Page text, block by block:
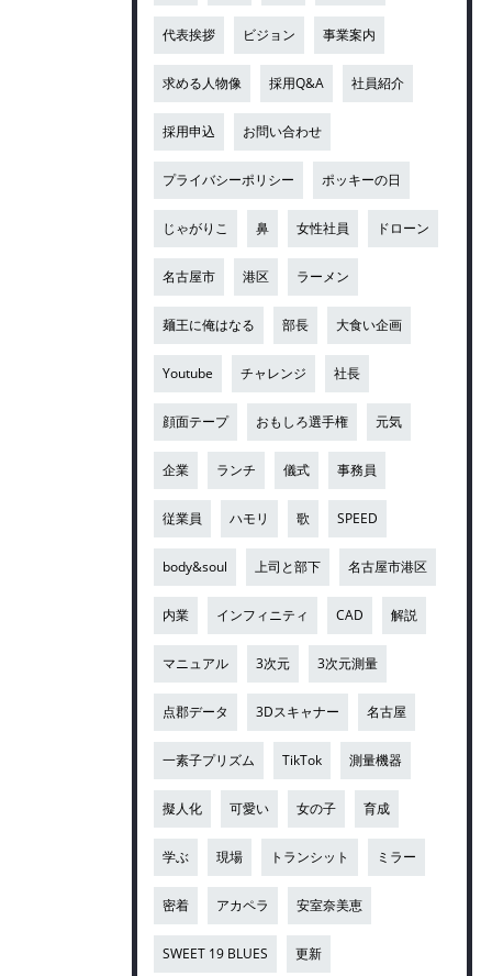
代表挨拶 ビジョン 事業案内
求める人物像 採用Q&A 社員紹介
採用申込 お問い合わせ
プライバシーポリシー ポッキーの日
じゃがりこ 鼻 女性社員 ドローン
名古屋市 港区 ラーメン
麺王に俺はなる 部長 大食い企画
Youtube チャレンジ 社長
顔面テープ おもしろ選手権 元気
企業 ランチ 儀式 事務員
従業員 ハモリ 歌 SPEED
body&soul 上司と部下 名古屋市港区
内業 インフィニティ CAD 解説
マニュアル 3次元 3次元測量
点郡データ 3Dスキャナー 名古屋
一素子プリズム TikTok 測量機器
擬人化 可愛い 女の子 育成
学ぶ 現場 トランシット ミラー
密着 アカペラ 安室奈美恵
SWEET 19 BLUES 更新